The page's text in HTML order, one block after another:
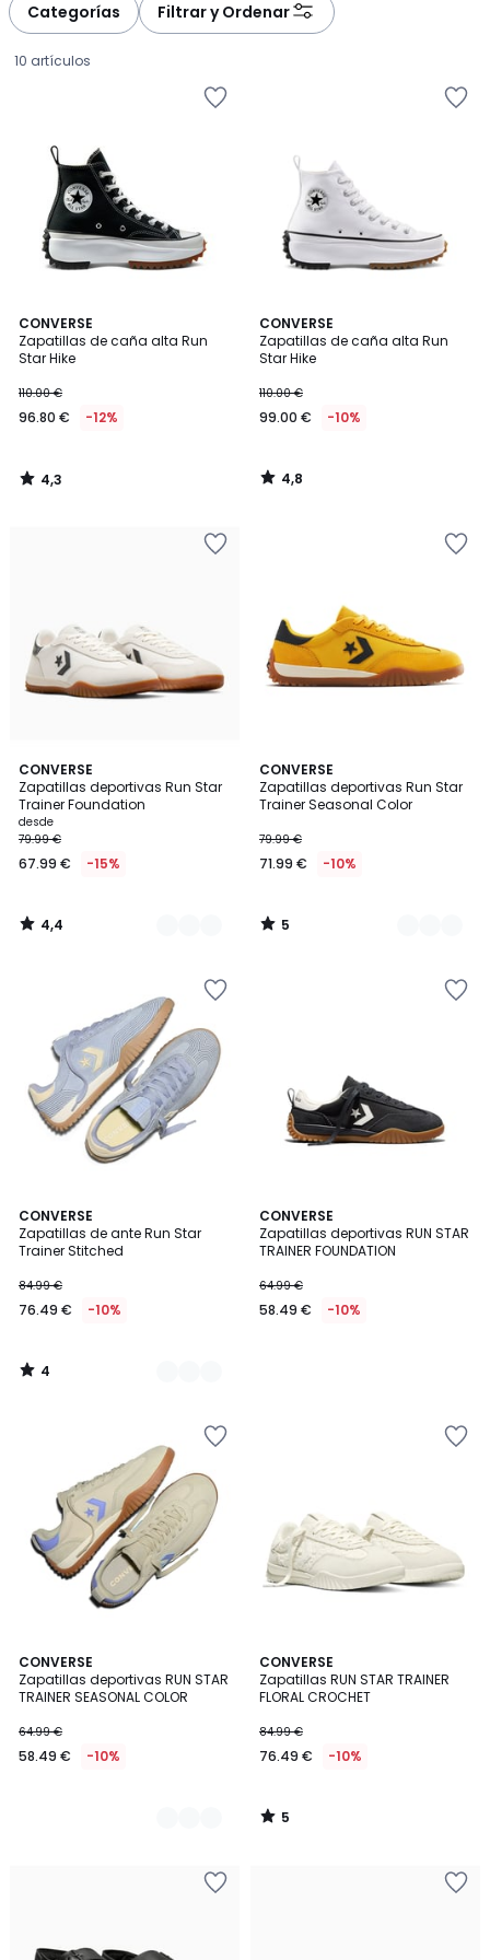
Categorías Filtrar y Ordenar
10 artículos
CONVERSE
Zapatillas de caña alta Run
Star Hike
€
en
de
110.00
110.00 €
96.80 € -12%
4,3
/ 5
4,3
/
CONVERSE
Zapatillas de caña alta Run
Star Hike
110.00 €
99.00 € -10%
4,8
/ 5
4,8
/
CONVERSE
Zapatillas deportivas Run Star
Trainer Foundation
desde
79.99 €
67.99 € -15%
4,4
/ 5
2
Colores
4,4
/
CONVERSE
Zapatillas deportivas Run Star
Trainer Seasonal Color
79.99 €
71.99 € -10%
5
/
5
2
Colores
5
/
CONVERSE
Zapatillas de ante Run Star
Trainer Stitched
84.99 €
76.49 € -10%
4
/
5
2
Colores
4
/
CONVERSE
Zapatillas deportivas RUN STAR
TRAINER FOUNDATION
64.99 €
58.49 € -10%
CONVERSE
Zapatillas deportivas RUN STAR
TRAINER SEASONAL COLOR
64.99 €
58.49 € -10%
2
Colores
CONVERSE
Zapatillas RUN STAR TRAINER
FLORAL CROCHET
84.99 €
76.49 € -10%
5
/
5
5
/